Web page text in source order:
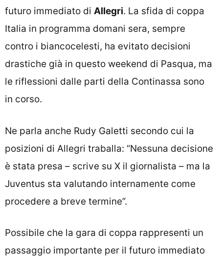
futuro immediato di Allegri. La sfida di coppa
Italia in programma domani sera, sempre
contro i biancocelesti, ha evitato decisioni
drastiche già in questo weekend di Pasqua, ma
le riflessioni dalle parti della Continassa sono
in corso.
Ne parla anche Rudy Galetti secondo cui la
posizioni di Allegri traballa: “Nessuna decisione
è stata presa – scrive su X il giornalista – ma la
Juventus sta valutando internamente come
procedere a breve termine”.
Possibile che la gara di coppa rappresenti un
passaggio importante per il futuro immediato